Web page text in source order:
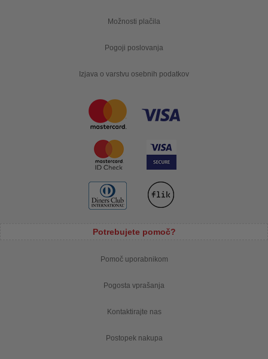
Možnosti plačila
Pogoji poslovanja
Izjava o varstvu osebnih podatkov
Potrebujete pomoč?
Pomoč uporabnikom
Pogosta vprašanja
Kontaktirajte nas
Postopek nakupa